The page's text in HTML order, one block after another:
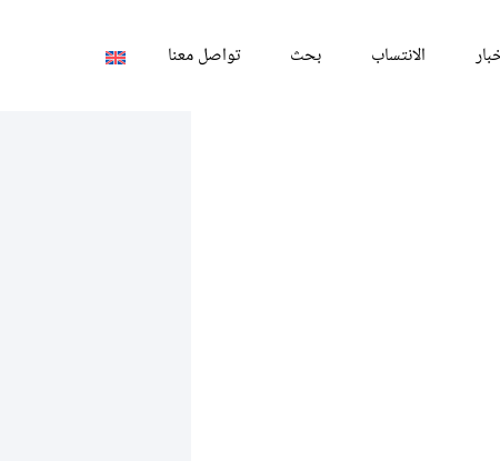
الانتساب بحث تواصل معنا